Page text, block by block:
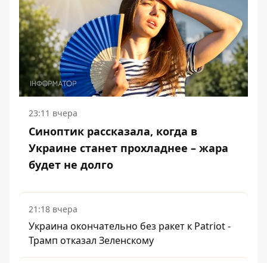
23:11 вчера
Синоптик рассказала, когда в
Украине станет прохладнее – жара
будет не долго
21:18 вчера
Украина окончательно без ракет к Patriot -
Трамп отказал Зеленскому